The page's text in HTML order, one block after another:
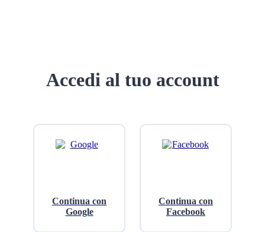
Accedi al tuo account
Continua con
Google
Continua con
Facebook